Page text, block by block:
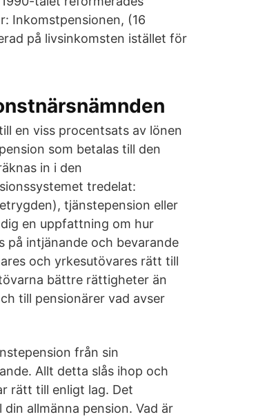
Inkomstpensionen, (16
på livsinkomsten istället för
en viss procentsats av lönen
som betalas till den
in i den
tredelat:
tjänstepension eller
en uppfattning om hur
på intjänande och bevarande
och yrkesutövares rätt till
bättre rättigheter än
till pensionärer vad avser
från sin
Allt detta slås ihop och
rätt till enligt lag. Det
allmänna pension. Vad är